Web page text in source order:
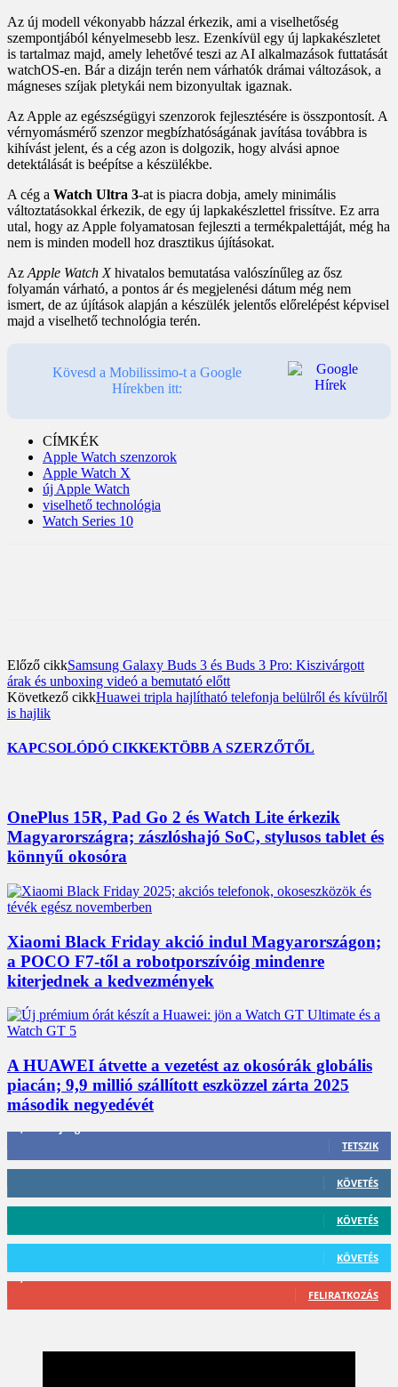
Az új modell vékonyabb házzal érkezik, ami a viselhetőség
szempontjából kényelmesebb lesz. Ezenkívül egy új lapkakészletet
is tartalmaz majd, amely lehetővé teszi az AI alkalmazások futtatását
watchOS-en. Bár a dizájn terén nem várhatók drámai változások, a
mágneses szíjak pletykái nem bizonyultak igaznak.
Az Apple az egészségügyi szenzorok fejlesztésére is összpontosít. A
vérnyomásmérő szenzor megbízhatóságának javítása továbbra is
kihívást jelent, és a cég azon is dolgozik, hogy alvási apnoe
detektálását is beépítse a készülékbe.
A cég a Watch Ultra 3-at is piacra dobja, amely minimális
változtatásokkal érkezik, de egy új lapkakészlettel frissítve. Ez arra
utal, hogy az Apple folyamatosan fejleszti a termékpalettáját, még ha
nem is minden modell hoz drasztikus újításokat.
Az Apple Watch Xhivatalos bemutatása valószínűleg az ősz
folyamán várható, a pontos ár és megjelenési dátum még nem
ismert, de az újítások alapján a készülék jelentős előrelépést képvisel
majd a viselhető technológia terén.
Kövesd a Mobilissimo-t a Google
Hírekben itt:
CÍMKÉK
Apple Watch szenzorok
Apple Watch X
új Apple Watch
viselhető technológia
Watch Series 10
Előző cikkSamsung Galaxy Buds 3 és Buds 3 Pro: Kiszivárgott
árak és unboxing videó a bemutató előtt
Következő cikkHuawei tripla hajlítható telefonja belülről és kívülről
is hajlik
KAPCSOLÓDÓ CIKKEKTÖBB A SZERZŐTŐL
OnePlus 15R, Pad Go 2 és Watch Lite érkezik
Magyarországra; zászlóshajó SoC, stylusos tablet és
könnyű okosóra
Xiaomi Black Friday akció indul Magyarországon;
a POCO F7-től a robotporszívóig mindenre
kiterjednek a kedvezmények
A HUAWEI átvette a vezetést az okosórák globális
piacán; 9,9 millió szállított eszközzel zárta 2025
második negyedévét
TETSZIK
412 Követő
KÖVETÉS
59 Követő
KÖVETÉS
101 Követő
KÖVETÉS
2,589 Feliratkozó
FELIRATKOZÁS